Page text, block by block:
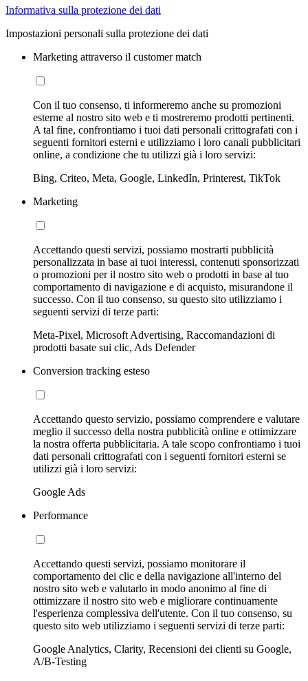
Informativa sulla protezione dei dati
Impostazioni personali sulla protezione dei dati
Marketing attraverso il customer match
Con il tuo consenso, ti informeremo anche su promozioni
esterne al nostro sito web e ti mostreremo prodotti pertinenti.
A tal fine, confrontiamo i tuoi dati personali crittografati con i
seguenti fornitori esterni e utilizziamo i loro canali pubblicitari
online, a condizione che tu utilizzi già i loro servizi:
Bing, Criteo, Meta, Google, LinkedIn, Printerest, TikTok
Marketing
Accettando questi servizi, possiamo mostrarti pubblicità
personalizzata in base ai tuoi interessi, contenuti sponsorizzati
o promozioni per il nostro sito web o prodotti in base al tuo
comportamento di navigazione e di acquisto, misurandone il
successo. Con il tuo consenso, su questo sito utilizziamo i
seguenti servizi di terze parti:
Meta-Pixel, Microsoft Advertising, Raccomandazioni di
prodotti basate sui clic, Ads Defender
Conversion tracking esteso
Accettando questo servizio, possiamo comprendere e valutare
meglio il successo della nostra pubblicità online e ottimizzare
la nostra offerta pubblicitaria. A tale scopo confrontiamo i tuoi
dati personali crittografati con i seguenti fornitori esterni se
utilizzi già i loro servizi:
Google Ads
Performance
Accettando questi servizi, possiamo monitorare il
comportamento dei clic e della navigazione all'interno del
nostro sito web e valutarlo in modo anonimo al fine di
ottimizzare il nostro sito web e migliorare continuamente
l'esperienza complessiva dell'utente. Con il tuo consenso, su
questo sito web utilizziamo i seguenti servizi di terze parti:
Google Analytics, Clarity, Recensioni dei clienti su Google,
A/B-Testing